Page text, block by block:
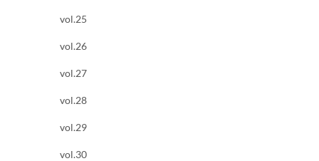
vol.25
vol.26
vol.27
vol.28
vol.29
vol.30